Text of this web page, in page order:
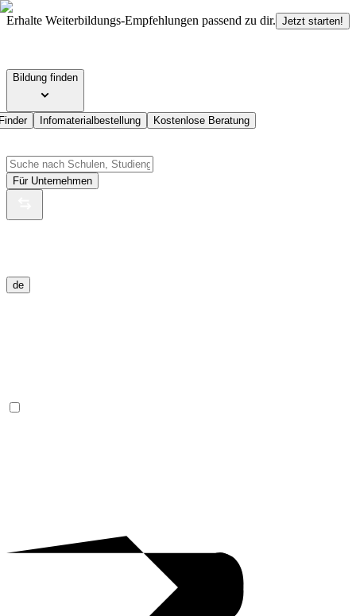
Erhalte Weiterbildungs-Empfehlungen passend zu dir. Jetzt starten!
Bildung finden
Infomaterialbestellung Kostenlose Beratung
Für Unternehmen
de